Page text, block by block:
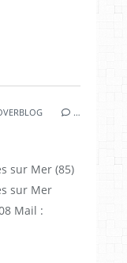
…
sur Mer (85)
sur Mer
Mail :